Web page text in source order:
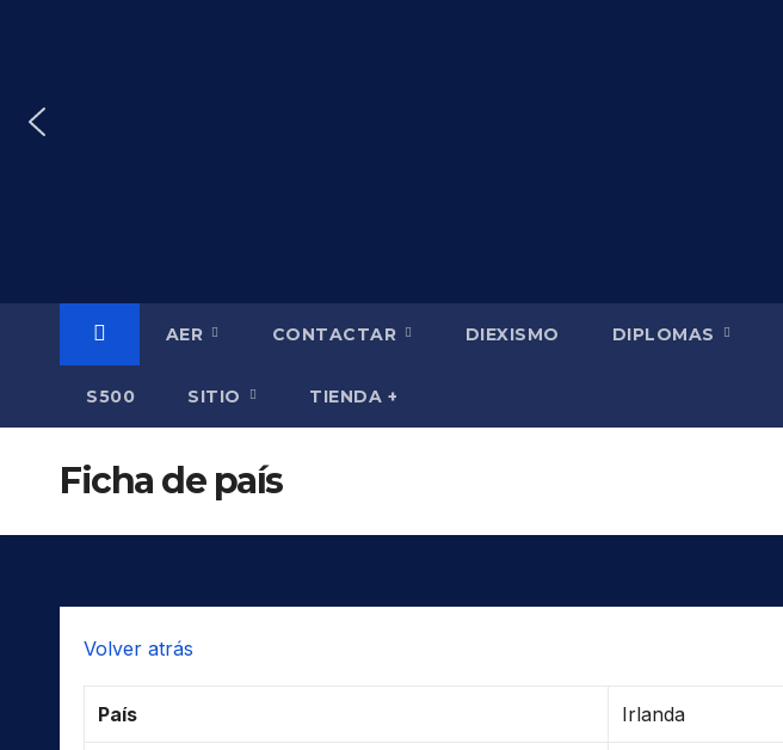
AER CONTACTAR DIEXISMO DIPLOMAS
S500 SITIO TIENDA +
Ficha de país
Volver atrás
País Irlanda